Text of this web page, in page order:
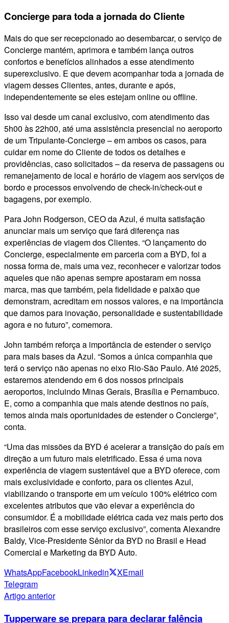
Concierge para toda a jornada do Cliente
Mais do que ser recepcionado ao desembarcar, o serviço de
Concierge mantém, aprimora e também lança outros
confortos e benefícios alinhados a esse atendimento
superexclusivo. E que devem acompanhar toda a jornada de
viagem desses Clientes, antes, durante e após,
independentemente se eles estejam online ou offline.
Isso vai desde um canal exclusivo, com atendimento das
5h00 às 22h00, até uma assistência presencial no aeroporto
de um Tripulante-Concierge – em ambos os casos, para
cuidar em nome do Cliente de todos os detalhes e
providências, caso solicitados – da reserva de passagens ou
remanejamento de local e horário de viagem aos serviços de
bordo e processos envolvendo de check-in/check-out e
bagagens, por exemplo.
Para John Rodgerson, CEO da Azul, é muita satisfação
anunciar mais um serviço que fará diferença nas
experiências de viagem dos Clientes. “O lançamento do
Concierge, especialmente em parceria com a BYD, foi a
nossa forma de, mais uma vez, reconhecer e valorizar todos
aqueles que não apenas sempre apostaram em nossa
marca, mas que também, pela fidelidade e paixão que
demonstram, acreditam em nossos valores, e na importância
que damos para inovação, personalidade e sustentabilidade
agora e no futuro”, comemora.
John também reforça a importância de estender o serviço
para mais bases da Azul. “Somos a única companhia que
terá o serviço não apenas no eixo Rio-São Paulo. Até 2025,
estaremos atendendo em 6 dos nossos principais
aeroportos, incluindo Minas Gerais, Brasília e Pernambuco.
E, como a companhia que mais atende destinos no país,
temos ainda mais oportunidades de estender o Concierge”,
conta.
“Uma das missões da BYD é acelerar a transição do país em
direção a um futuro mais eletrificado. Essa é uma nova
experiência de viagem sustentável que a BYD oferece, com
mais exclusividade e conforto, para os clientes Azul,
viabilizando o transporte em um veículo 100% elétrico com
excelentes atributos que vão elevar a experiência do
consumidor. É a mobilidade elétrica cada vez mais perto dos
brasileiros com esse serviço exclusivo”, comenta Alexandre
Baldy, Vice-Presidente Sênior da BYD no Brasil e Head
Comercial e Marketing da BYD Auto.
WhatsAppFacebookLinkedin XEmail
Telegram
Artigo anterior
Tupperware se prepara para declarar falência